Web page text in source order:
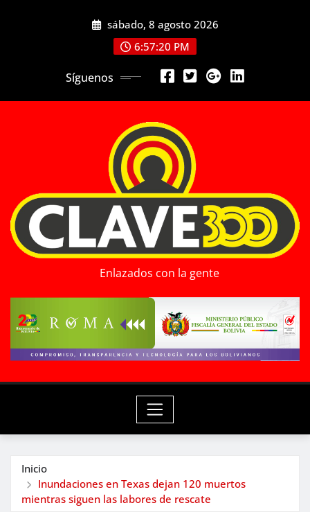
sábado, 8 agosto 2026
6:57:22 PM
Síguenos
Enlazados con la gente
Inicio
Inundaciones en Texas dejan 120 muertos
mientras siguen las labores de rescate